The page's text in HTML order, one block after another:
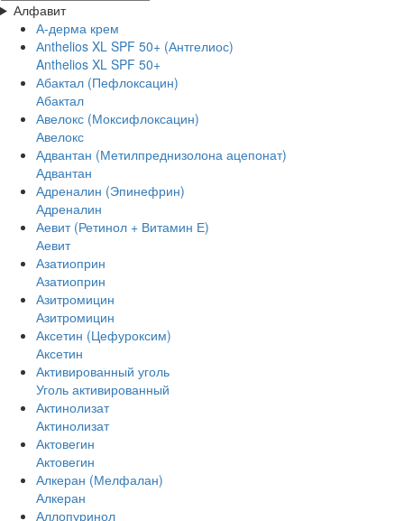
Алфавит
А-дерма крем
Аnthelios XL SPF 50+ (Антгелиос)
Anthelios XL SPF 50+
Абактал (Пефлоксацин)
Абактал
Авелокс (Моксифлоксацин)
Авелокс
Адвантан (Метилпреднизолона ацепонат)
Адвантан
Адреналин (Эпинефрин)
Адреналин
Аевит (Ретинол + Витамин Е)
Аевит
Азатиоприн
Азатиоприн
Азитромицин
Азитромицин
Аксетин (Цефуроксим)
Аксетин
Активированный уголь
Уголь активированный
Актинолизат
Актинолизат
Актовегин
Актовегин
Алкеран (Мелфалан)
Алкеран
Аллопуринол